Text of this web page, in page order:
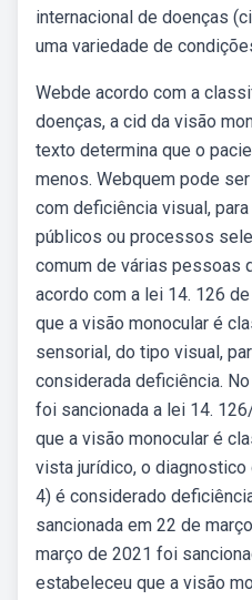
internacional de doenças
uma variedade de
Webde acordo com a
doenças, a cid da visão
texto determina que o
menos. Webquem pode
com deficiência visual,
públicos ou processos
comum de várias pessoas
acordo com a lei 14. 126
que a visão monocular é
sensorial, do tipo visual,
considerada deficiência.
foi sancionada a lei 14.
que a visão monocular é
vista jurídico, o diagnostico
4) é considerado
sancionada em 22 de
março de 2021 foi
estabeleceu que a visão